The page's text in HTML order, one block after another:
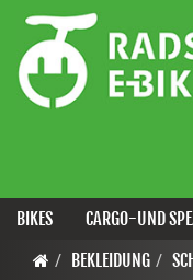
BIKES CARGO-UND
BEKLEIDUNG